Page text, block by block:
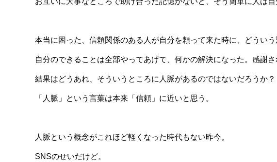
本当に困った、信頼関係のある人が自分を頼って来た時に、どういう
自分のできることは全部やってあげて、何かの解決になった。感謝さ
結果はどうあれ、そういうところに人脈があるのではないだろうか？
「人脈」という言葉は本来「信頼」に近いと思う。
人脈という概念がこれほど軽くなった時代もない昨今。
SNSのせいだけど。